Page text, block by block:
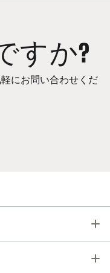
すか?
にお問い合わせくだ